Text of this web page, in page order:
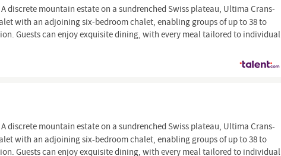
A discrete mountain estate on a sundrenched Swiss plateau, Ultima Crans-
with an adjoining six-bedroom chalet, enabling groups of up to 38 to
Guests can enjoy exquisite dining, with every meal tailored to individual
A discrete mountain estate on a sundrenched Swiss plateau, Ultima Crans-
with an adjoining six-bedroom chalet, enabling groups of up to 38 to
Guests can enjoy exquisite dining, with every meal tailored to individual